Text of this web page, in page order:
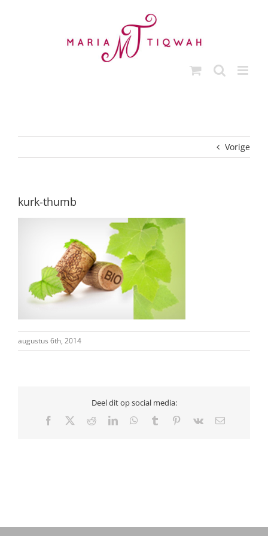
Vorige
kurk-thumb
augustus 6th, 2014
Deel dit op social media:
Facebook RedditLinkedInWhatsApp
Tumblr Pinterest
Vk
E-